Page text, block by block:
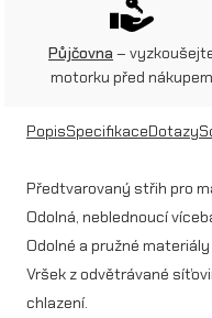
c
e
M
A
Půjčovna –
motorku před nákupem
PopisSpecifikaceDotazy
Předtvarovaný střih pro
Odolná, neblednoucí
Odolné a pružné
Vršek z odvětrávané
chlazení.